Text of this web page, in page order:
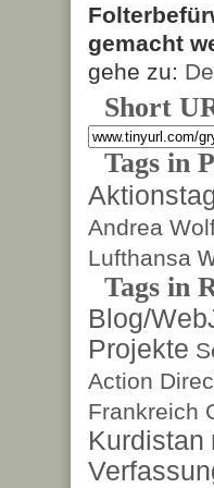
gemacht
gehe zu:
Short
Tags in
Andrea
Lufthansa
Tags in
Blog/
Projekte
Action
Frankreich
Kurdistan